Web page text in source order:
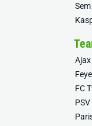
Ajax
FC
PSV